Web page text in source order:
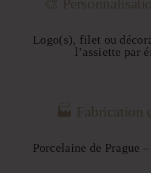
🎨
Logo(s), filet ou
l’assiette par
🏭 Fabrication
Porcelaine de Prague